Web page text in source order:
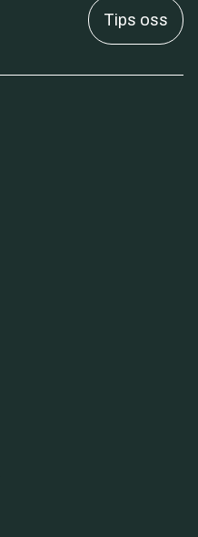
Tips oss